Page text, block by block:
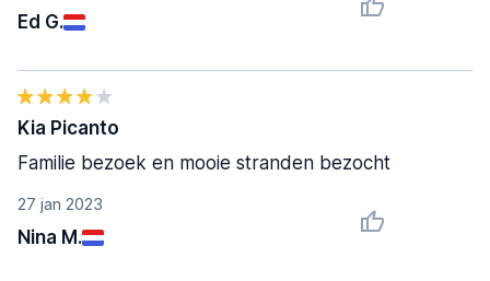
Ed G.
27 jan 2023
Nina M.
Kia Picanto
Familie bezoek en mooie stranden bezocht